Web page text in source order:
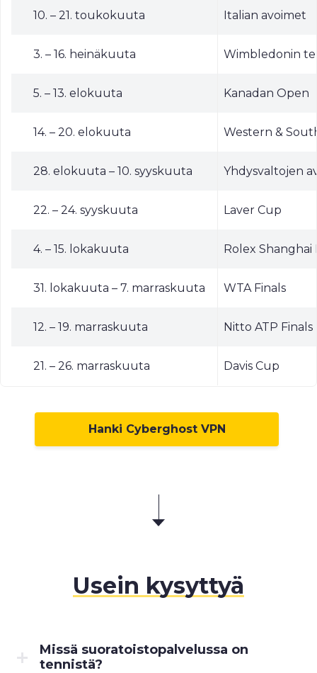
10. – 21. toukokuuta Italian avoimet
3. – 16. heinäkuuta Wimbledonin
5. – 13. elokuuta Kanadan Open
14. – 20. elokuuta Western &
28. elokuuta – 10. syyskuuta Yhdysvaltojen
22. – 24. syyskuuta Laver Cup
4. – 15. lokakuuta Rolex Shanghai
31. lokakuuta – 7. marraskuuta WTA Finals
12. – 19. marraskuuta Nitto ATP Finals
21. – 26. marraskuuta Davis Cup
Hanki Cyberghost VPN
Usein kysyttyä
Missä suoratoistopalvelussa on
tennistä?